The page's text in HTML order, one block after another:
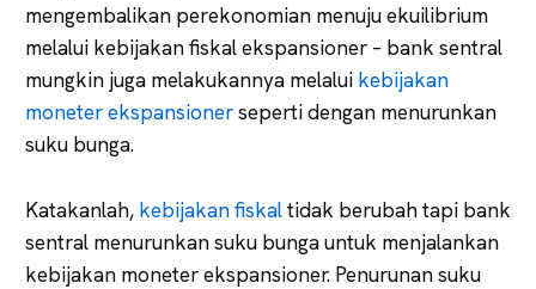
mengembalikan perekonomian menuju ekuilibrium
melalui kebijakan fiskal ekspansioner – bank sentral
mungkin juga melakukannya melalui kebijakan
moneter ekspansionerseperti dengan menurunkan
suku bunga.
Katakanlah, kebijakan fiskaltidak berubah tapi bank
sentral menurunkan suku bunga untuk menjalankan
kebijakan moneter ekspansioner. Penurunan suku